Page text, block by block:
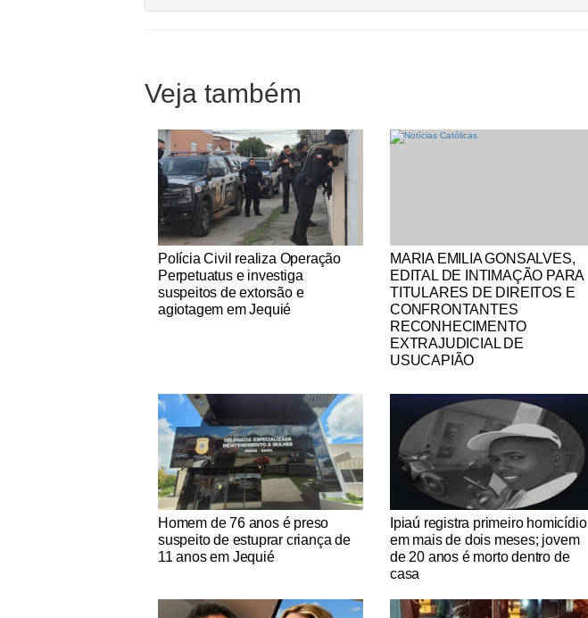
Veja também
Notícias Católicas
Polícia Civil realiza Operação
Perpetuatus e investiga
suspeitos de extorsão e
agiotagem em Jequié
Notícias Católicas
MARIA EMILIA GONSALVES,
EDITAL DE INTIMAÇÃO PARA
TITULARES DE DIREITOS E
CONFRONTANTES
RECONHECIMENTO
EXTRAJUDICIAL DE
USUCAPIÃO
Notícias Católicas
Homem de 76 anos é preso
suspeito de estuprar criança de
11 anos em Jequié
Notícias Católicas
Ipiaú registra primeiro homicídio
em mais de dois meses; jovem
de 20 anos é morto dentro de
casa